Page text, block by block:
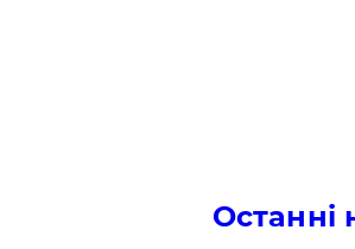
Останні